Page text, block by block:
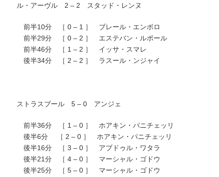
ル・アーヴル 2 – 2 スタッド・レンヌ
前半10分 ［ 0 – 1 ］ ブレール・エンボロ
前半29分 ［ 0 – 2 ］ エステバン・ルポール
前半46分 ［ 1 – 2 ］ イッサ・スマレ
後半34分 ［ 2 – 2 ］ ラスール・ンジャイ
ストラスブール 5 – 0 アンジェ
前半36分 ［ 1 – 0 ］ ホアキン・パニチェッリ
後半6分 ［ 2 – 0 ］ ホアキン・パニチェッリ
後半16分 ［ 3 – 0 ］ アブドゥル・ワタラ
後半21分 ［ 4 – 0 ］ マーシャル・ゴドウ
後半25分 ［ 5 – 0 ］ マーシャル・ゴドウ